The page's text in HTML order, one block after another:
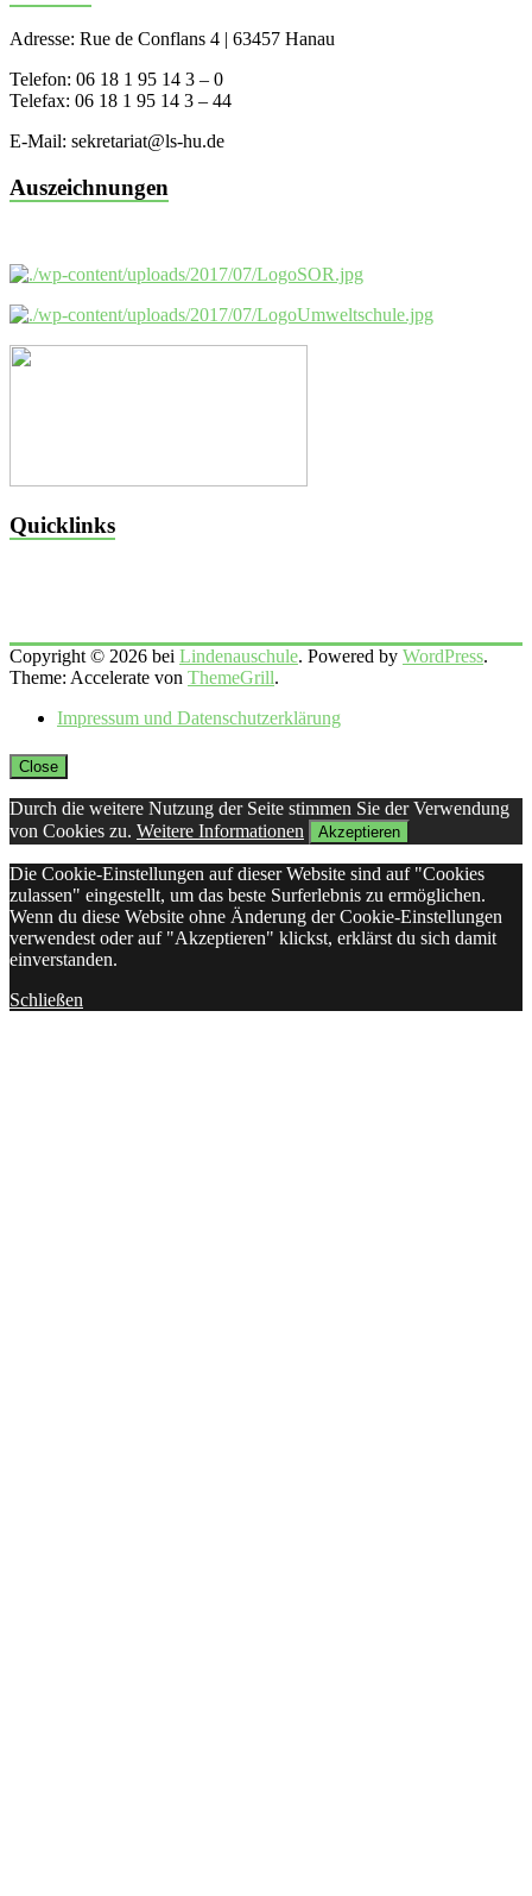
Adresse: Rue de Conflans 4 | 63457 Hanau
Telefon: 06 18 1 95 14 3 – 0
Telefax: 06 18 1 95 14 3 – 44
E-Mail: sekretariat@ls-hu.de
Auszeichnungen
Quicklinks
Copyright © 2026 bei Lindenauschule. Powered by WordPress.
Theme: Accelerate von ThemeGrill.
Impressum und Datenschutzerklärung
Close
Durch die weitere Nutzung der Seite stimmen Sie der Verwendung
von Cookies zu. Weitere Informationen Akzeptieren
Die Cookie-Einstellungen auf dieser Website sind auf "Cookies
zulassen" eingestellt, um das beste Surferlebnis zu ermöglichen.
Wenn du diese Website ohne Änderung der Cookie-Einstellungen
verwendest oder auf "Akzeptieren" klickst, erklärst du sich damit
einverstanden.
Schließen